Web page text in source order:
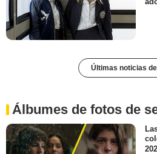
Últimas noticias
Álbumes de fotos de